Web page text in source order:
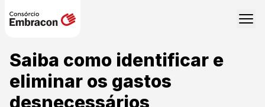
Saiba como identificar e
eliminar os gastos
desnecessários